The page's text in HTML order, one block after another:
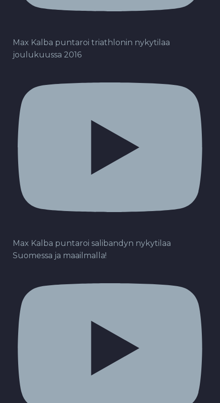
Max Kalba puntaroi triathlonin nykytilaa
joulukuussa 2016
Max Kalba puntaroi salibandyn nykytilaa
Suomessa ja maailmalla!